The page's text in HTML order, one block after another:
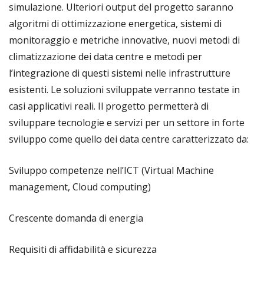
simulazione. Ulteriori output del progetto saranno
algoritmi di ottimizzazione energetica, sistemi di
monitoraggio e metriche innovative, nuovi metodi di
climatizzazione dei data centre e metodi per
l’integrazione di questi sistemi nelle infrastrutture
esistenti. Le soluzioni sviluppate verranno testate in
casi applicativi reali. Il progetto permetterà di
sviluppare tecnologie e servizi per un settore in forte
sviluppo come quello dei data centre caratterizzato da:
Sviluppo competenze nell’ICT (Virtual Machine
management, Cloud computing)
Crescente domanda di energia
Requisiti di affidabilità e sicurezza